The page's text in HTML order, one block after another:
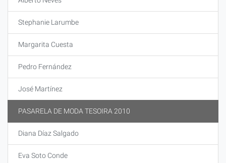
Stephanie Larumbe
Margarita Cuesta
Pedro Fernández
José Martínez
PASARELA DE MODA TESOIRA 2010
Diana Díaz Salgado
Eva Soto Conde